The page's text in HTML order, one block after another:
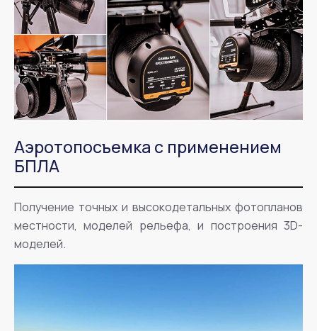
Аэротопосъемка с применением
БПЛА
Получение точных и высокодетальных фотопланов
местности, моделей рельефа, и построения 3D-
моделей.